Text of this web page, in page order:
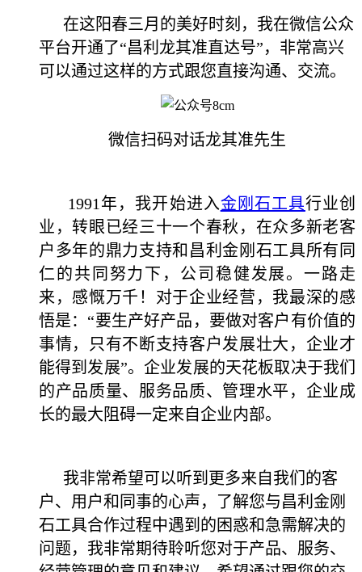
在这阳春三月的美好时刻，我在微信公众
平台开通了“昌利龙其准直达号”，非常高兴
可以通过这样的方式跟您直接沟通、交流。
微信扫码对话龙其准先生
1991年，我开始进入金刚石工具行业创
业，转眼已经三十一个春秋，在众多新老客
户多年的鼎力支持和昌利金刚石工具所有同
仁的共同努力下，公司稳健发展。一路走
来，感慨万千！对于企业经营，我最深的感
悟是：“要生产好产品，要做对客户有价值的
事情，只有不断支持客户发展壮大，企业才
能得到发展”。企业发展的天花板取决于我们
的产品质量、服务品质、管理水平，企业成
长的最大阻碍一定来自企业内部。
我非常希望可以听到更多来自我们的客
户、用户和同事的心声，了解您与昌利金刚
石工具合作过程中遇到的困惑和急需解决的
问题，我非常期待聆听您对于产品、服务、